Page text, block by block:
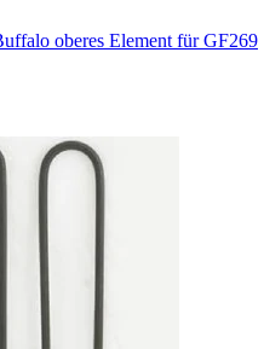
oberes Element für GF269